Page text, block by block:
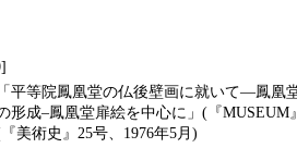
平等院鳳凰堂の仏後壁画に就いて―鳳
形成–鳳凰堂扉絵を中心に」(『
美術史』25号、1976年5月)